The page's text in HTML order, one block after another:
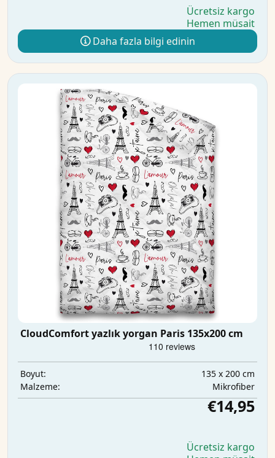
Ücretsiz kargo
Hemen müsait
Daha fazla bilgi edinin
CloudComfort yazlık yorgan Paris 135x200 cm
Boyut:
135 x 200 cm
Malzeme:
Mikrofiber
€14,95
Ücretsiz kargo